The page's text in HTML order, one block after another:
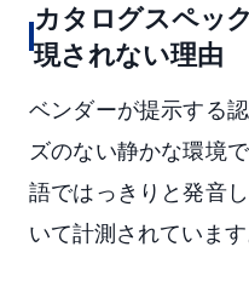
カタログスペッ
現されない理由
ベンダーが提示する
ズのない静かな環境
語ではっきりと発音
いて計測されています